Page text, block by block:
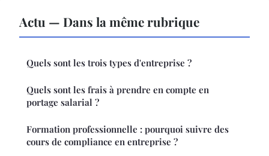
Actu — Dans la même rubrique
Quels sont les trois types d'entreprise ?
Quels sont les frais à prendre en compte en
portage salarial ?
Formation professionnelle : pourquoi suivre des
cours de compliance en entreprise ?